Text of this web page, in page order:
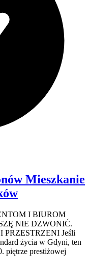
Mieszkanie
I BIUROM
NIE DZWONIĆ.
Jeśli
życia w Gdyni, ten
piętrze prestiżowej